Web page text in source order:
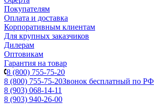
Покупателям
Оплата и доставка
Корпоративным клиентам
Для крупных заказчиков
Дилерам
Оптовикам
Гарантия на товар
8 (800) 755-75-20
8 (800) 755-75-20Звонок бесплатный по РФ
8 (903) 068-14-11
8 (903) 940-26-00